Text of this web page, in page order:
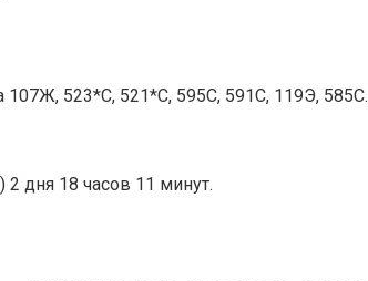
107Ж, 523*С, 521*С, 595С, 591С, 119Э, 585С.
дня 18 часов 11 минут.